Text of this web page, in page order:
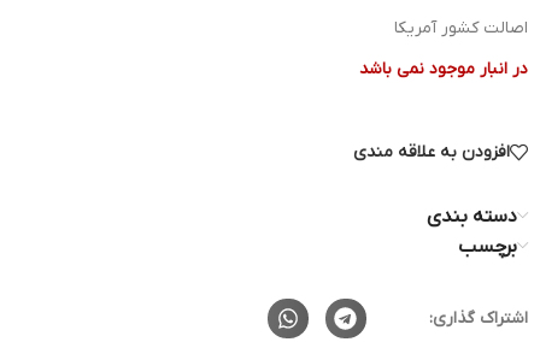
اصالت کشور آمریکا
در انبار موجود نمی باشد
افزودن به علاقه مندی
دسته بندی
برچسب
اشتراک گذاری: